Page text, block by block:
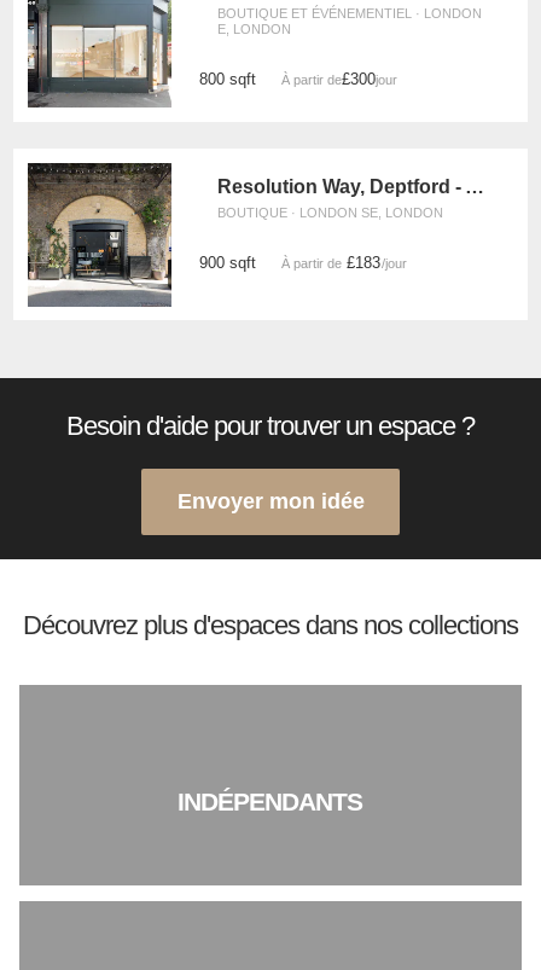
BOUTIQUE ET ÉVÉNEMENTIEL · LONDON
E, LONDON
800 sqft À partir de£300/jour
Resolution Way, Deptford - Archway Retail or F&B Daytime Take Over
BOUTIQUE · LONDON SE, LONDON
900 sqft À partir de£183/jour
Besoin d'aide pour trouver un espace ?
Envoyer mon idée
Découvrez plus d'espaces dans nos collections
INDÉPENDANTS